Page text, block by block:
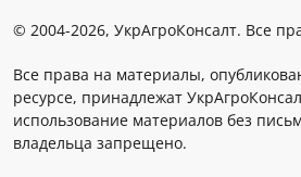
© 2004-2026, УкрАгроКонсалт. Все
Все права на материалы,
ресурсе, принадлежат
использование материалов без
владельца запрещено.